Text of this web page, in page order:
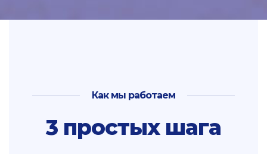
Как мы работаем
3 простых шага